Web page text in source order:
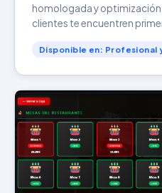
homologada y optimización
clientes te encuentren
Disponible en: Profesional